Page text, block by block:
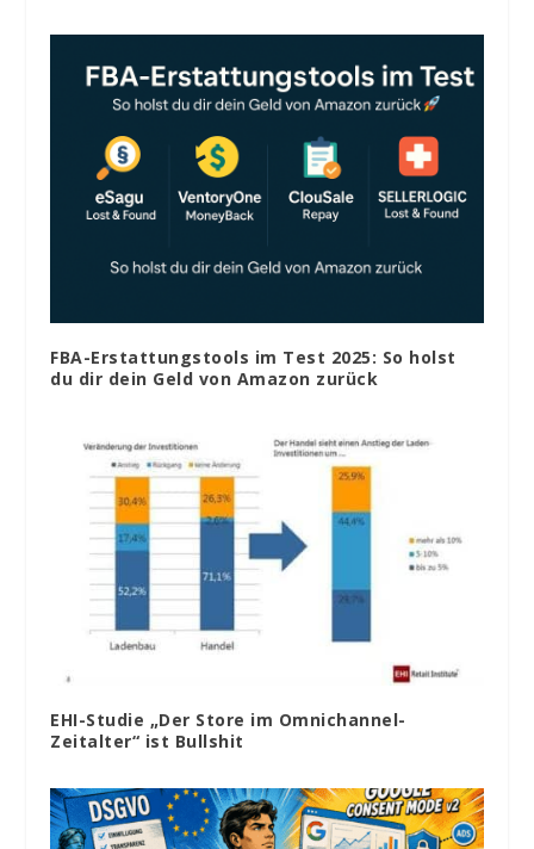
FBA-Erstattungstools im Test 2025: So holst
du dir dein Geld von Amazon zurück
EHI-Studie „Der Store im Omnichannel-
Zeitalter“ ist Bullshit